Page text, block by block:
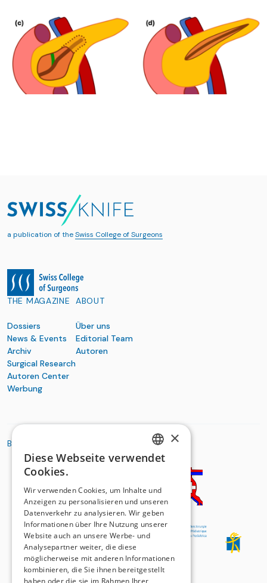
a publication of theSwiss College of Surgeons
THE MAGAZINE
Dossiers
News & Events
Archiv
Surgical Research
Autoren Center
Werbung
ABOUT
Über uns
Editorial Team
Autoren
BASIC ORGANIZATIONS
GERMAN
×
Diese Webseite verwendet
Cookies.
Wir verwenden Cookies, um Inhalte und
Anzeigen zu personalisieren und unseren
Datenverkehr zu analysieren. Wir geben
Informationen über Ihre Nutzung unserer
Website auch an unsere Werbe- und
Analysepartner weiter, die diese
möglicherweise mit anderen Informationen
kombinieren, die Sie ihnen bereitgestellt
haben oder die sie im Rahmen Ihrer